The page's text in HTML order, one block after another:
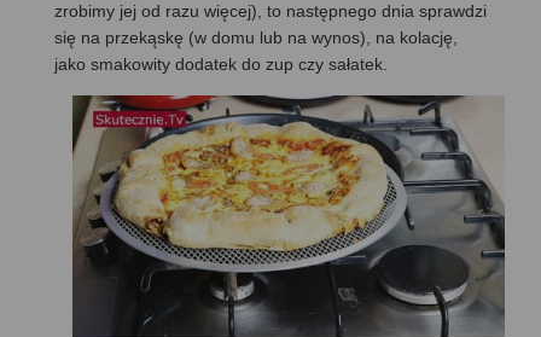
zrobimy jej od razu więcej), to następnego dnia sprawdzi
się na przekąskę (w domu lub na wynos), na kolację,
jako smakowity dodatek do zup czy sałatek.